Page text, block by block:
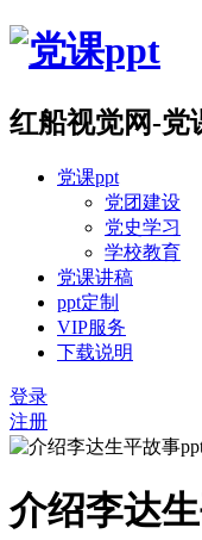
红船视觉网-党
党课ppt
党团建设
党史学习
学校教育
党课讲稿
ppt定制
VIP服务
下载说明
登录
注册
介绍李达